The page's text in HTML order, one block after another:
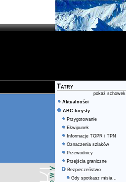
Tatry
pokaż schowek
Aktualności
ABC turysty
Przygotowanie
Ekwipunek
Informacje TOPR i TPN
Oznaczenia szlaków
Przewodnicy
Przejścia graniczne
Bezpieczeństwo
Gdy spotkasz misia...